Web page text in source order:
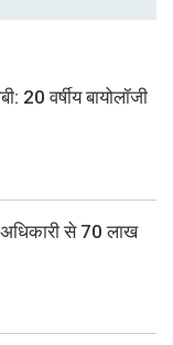
20 वर्षीय बायोलॉजी
से 70 लाख